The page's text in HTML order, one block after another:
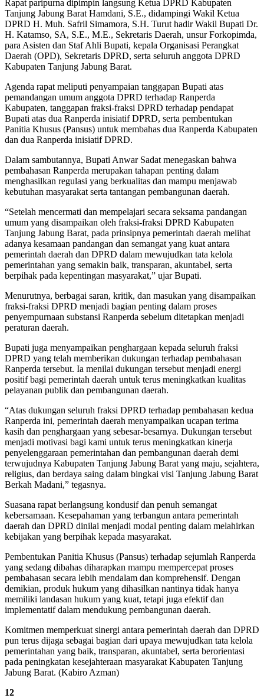
Rapat paripurna dipimpin langsung Ketua DPRD Kabupaten
Tanjung Jabung Barat Hamdani, S.E., didampingi Wakil Ketua
DPRD H. Muh. Safril Simamora, S.H. Turut hadir Wakil Bupati Dr.
H. Katamso, SA, S.E., M.E., Sekretaris Daerah, unsur Forkopimda,
para Asisten dan Staf Ahli Bupati, kepala Organisasi Perangkat
Daerah (OPD), Sekretaris DPRD, serta seluruh anggota DPRD
Kabupaten Tanjung Jabung Barat.
Agenda rapat meliputi penyampaian tanggapan Bupati atas
pemandangan umum anggota DPRD terhadap Ranperda
Kabupaten, tanggapan fraksi-fraksi DPRD terhadap pendapat
Bupati atas dua Ranperda inisiatif DPRD, serta pembentukan
Panitia Khusus (Pansus) untuk membahas dua Ranperda Kabupaten
dan dua Ranperda inisiatif DPRD.
Dalam sambutannya, Bupati Anwar Sadat menegaskan bahwa
pembahasan Ranperda merupakan tahapan penting dalam
menghasilkan regulasi yang berkualitas dan mampu menjawab
kebutuhan masyarakat serta tantangan pembangunan daerah.
“Setelah mencermati dan mempelajari secara seksama pandangan
umum yang disampaikan oleh fraksi-fraksi DPRD Kabupaten
Tanjung Jabung Barat, pada prinsipnya pemerintah daerah melihat
adanya kesamaan pandangan dan semangat yang kuat antara
pemerintah daerah dan DPRD dalam mewujudkan tata kelola
pemerintahan yang semakin baik, transparan, akuntabel, serta
berpihak pada kepentingan masyarakat,” ujar Bupati.
Menurutnya, berbagai saran, kritik, dan masukan yang disampaikan
fraksi-fraksi DPRD menjadi bagian penting dalam proses
penyempurnaan substansi Ranperda sebelum ditetapkan menjadi
peraturan daerah.
Bupati juga menyampaikan penghargaan kepada seluruh fraksi
DPRD yang telah memberikan dukungan terhadap pembahasan
Ranperda tersebut. Ia menilai dukungan tersebut menjadi energi
positif bagi pemerintah daerah untuk terus meningkatkan kualitas
pelayanan publik dan pembangunan daerah.
“Atas dukungan seluruh fraksi DPRD terhadap pembahasan kedua
Ranperda ini, pemerintah daerah menyampaikan ucapan terima
kasih dan penghargaan yang sebesar-besarnya. Dukungan tersebut
menjadi motivasi bagi kami untuk terus meningkatkan kinerja
penyelenggaraan pemerintahan dan pembangunan daerah demi
terwujudnya Kabupaten Tanjung Jabung Barat yang maju, sejahtera,
religius, dan berdaya saing dalam bingkai visi Tanjung Jabung Barat
Berkah Madani,” tegasnya.
Suasana rapat berlangsung kondusif dan penuh semangat
kebersamaan. Kesepahaman yang terbangun antara pemerintah
daerah dan DPRD dinilai menjadi modal penting dalam melahirkan
kebijakan yang berpihak kepada masyarakat.
Pembentukan Panitia Khusus (Pansus) terhadap sejumlah Ranperda
yang sedang dibahas diharapkan mampu mempercepat proses
pembahasan secara lebih mendalam dan komprehensif. Dengan
demikian, produk hukum yang dihasilkan nantinya tidak hanya
memiliki landasan hukum yang kuat, tetapi juga efektif dan
implementatif dalam mendukung pembangunan daerah.
Komitmen memperkuat sinergi antara pemerintah daerah dan DPRD
pun terus dijaga sebagai bagian dari upaya mewujudkan tata kelola
pemerintahan yang baik, transparan, akuntabel, serta berorientasi
pada peningkatan kesejahteraan masyarakat Kabupaten Tanjung
Jabung Barat. (Kabiro Azman)
12